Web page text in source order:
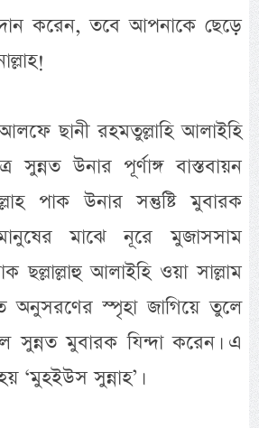
করেন, তবে আপনাকে ছেড়ে
ছানী রহমতুল্লাহি আলাইহি
সুন্নত উনার পূর্ণাঙ্গ বাস্তবায়ন
পাক উনার সন্তুষ্টি মুবারক
মাঝে নূরে মুজাসসাম
ছল্লাল্লাহু আলাইহি ওয়া সাল্লাম
অনুসরণের স্পৃহা জাগিয়ে তুলে
সুন্নত মুবারক যিন্দা করেন। এ
‘মুহইউস সুন্নাহ’।